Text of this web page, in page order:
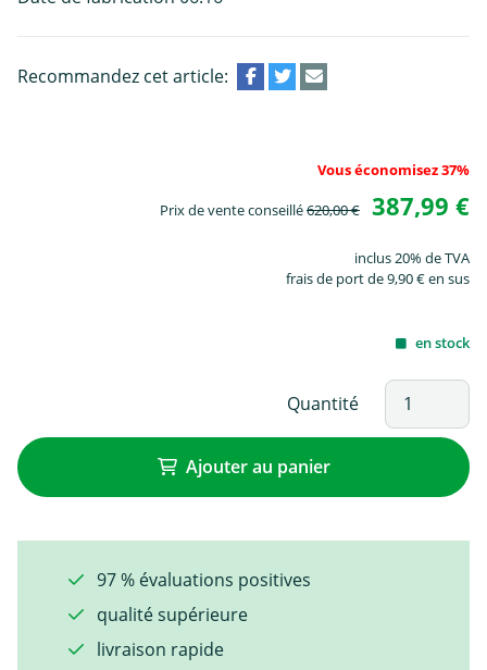
Recommandez cet article:
Vous économisez 37%
Prix de vente conseillé620,00 € 387,99 €
inclus 20% de TVA
frais de port de 9,90 € en sus
en stock
Quantité
Ajouter au panier
97 % évaluations positives
qualité supérieure
livraison rapide